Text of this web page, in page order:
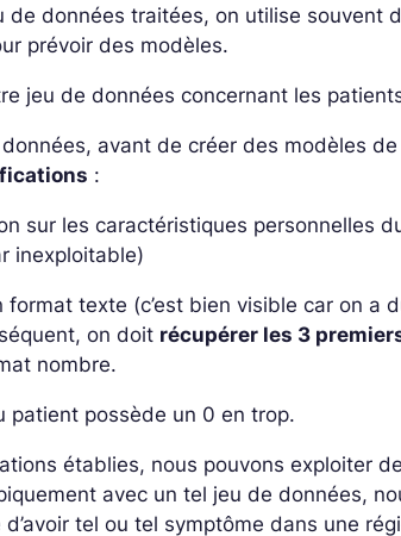
de données traitées, on utilise souvent
prévoir des modèles.
jeu de données concernant les
avant de créer des modèles
:
sur les caractéristiques personnelles
inexploitable)
format texte (c’est bien visible car on a
on doit récupérer les 3
nombre.
patient possède un 0 en trop.
établies, nous pouvons exploiter
avec un tel jeu de données,
tel ou tel symptôme dans une